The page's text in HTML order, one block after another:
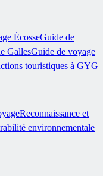
ÉcosseGuide de
GallesGuide de voyage
touristiques à GYG
Reconnaissance et
environnementale